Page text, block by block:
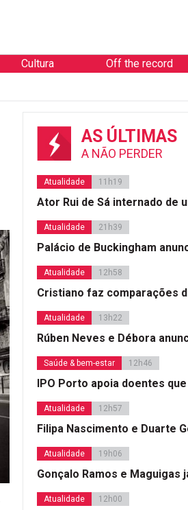
Cultura Off the record
AS ÚLTIMAS
A NÃO PERDER
Atualidade 11h19
Ator Rui de Sá internado de
Atualidade 21h39
Palácio de Buckingham
Atualidade 12h58
Cristiano faz comparações
Atualidade 13h22
Rúben Neves e Débora
Saúde & bem-estar 12h46
IPO Porto apoia doentes
Atualidade 12h57
Filipa Nascimento e Duarte
Atualidade 19h06
Gonçalo Ramos e Maguigas
Atualidade 12h00